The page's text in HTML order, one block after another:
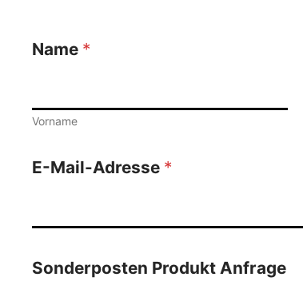
Name *
Vorname
E-Mail-Adresse *
Sonderposten Produkt Anfrage